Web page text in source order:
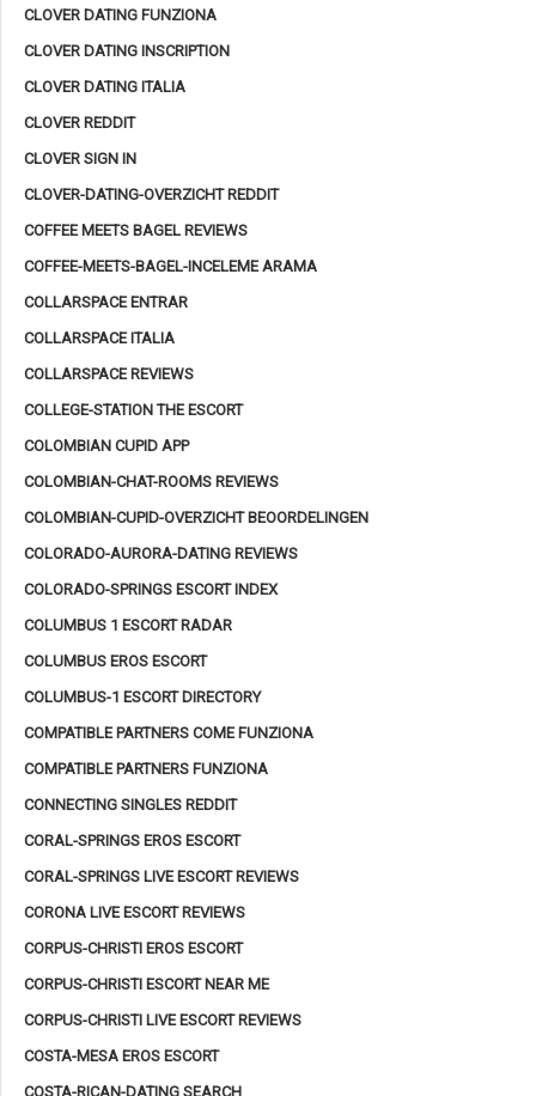
CLOVER DATING FUNZIONA
CLOVER DATING INSCRIPTION
CLOVER DATING ITALIA
CLOVER REDDIT
CLOVER SIGN IN
CLOVER-DATING-OVERZICHT REDDIT
COFFEE MEETS BAGEL REVIEWS
COFFEE-MEETS-BAGEL-INCELEME ARAMA
COLLARSPACE ENTRAR
COLLARSPACE ITALIA
COLLARSPACE REVIEWS
COLLEGE-STATION THE ESCORT
COLOMBIAN CUPID APP
COLOMBIAN-CHAT-ROOMS REVIEWS
COLOMBIAN-CUPID-OVERZICHT BEOORDELINGEN
COLORADO-AURORA-DATING REVIEWS
COLORADO-SPRINGS ESCORT INDEX
COLUMBUS 1 ESCORT RADAR
COLUMBUS EROS ESCORT
COLUMBUS-1 ESCORT DIRECTORY
COMPATIBLE PARTNERS COME FUNZIONA
COMPATIBLE PARTNERS FUNZIONA
CONNECTING SINGLES REDDIT
CORAL-SPRINGS EROS ESCORT
CORAL-SPRINGS LIVE ESCORT REVIEWS
CORONA LIVE ESCORT REVIEWS
CORPUS-CHRISTI EROS ESCORT
CORPUS-CHRISTI ESCORT NEAR ME
CORPUS-CHRISTI LIVE ESCORT REVIEWS
COSTA-MESA EROS ESCORT
COSTA-RICAN-DATING SEARCH